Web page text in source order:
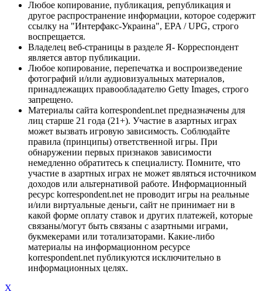
Любое копирование, публикация, републикация и
другое распространение информации, которое содержит
ссылку на "Интерфакс-Украина", EPA / UPG, строго
воспрещается.
Владелец веб-страницы в разделе Я- Корреспондент
является автор публикации.
Любое копирование, перепечатка и воспроизведение
фотографий и/или аудиовизуальных материалов,
принадлежащих правообладателю Getty Images, строго
запрещено.
Материалы сайта korrespondent.net предназначены для
лиц старше 21 года (21+). Участие в азартных играх
может вызвать игровую зависимость. Соблюдайте
правила (принципы) ответственной игры. При
обнаружении первых признаков зависимости
немедленно обратитесь к специалисту. Помните, что
участие в азартных играх не может являться источником
доходов или альтернативой работе. Информационный
ресурс korrespondent.net не проводит игры на реальные
и/или виртуальные деньги, сайт не принимает ни в
какой форме оплату ставок и других платежей, которые
связаны/могут быть связаны с азартными играми,
букмекерами или тотализаторами. Какие-либо
материалы на информационном ресурсе
korrespondent.net публикуются исключительно в
информационных целях.
X